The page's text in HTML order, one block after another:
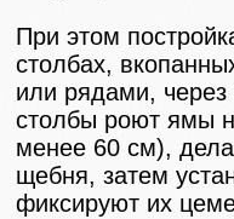
При этом
столбах,
или рядами,
столбы роют ямы
менее 60 см),
щебня, затем
фиксируют их